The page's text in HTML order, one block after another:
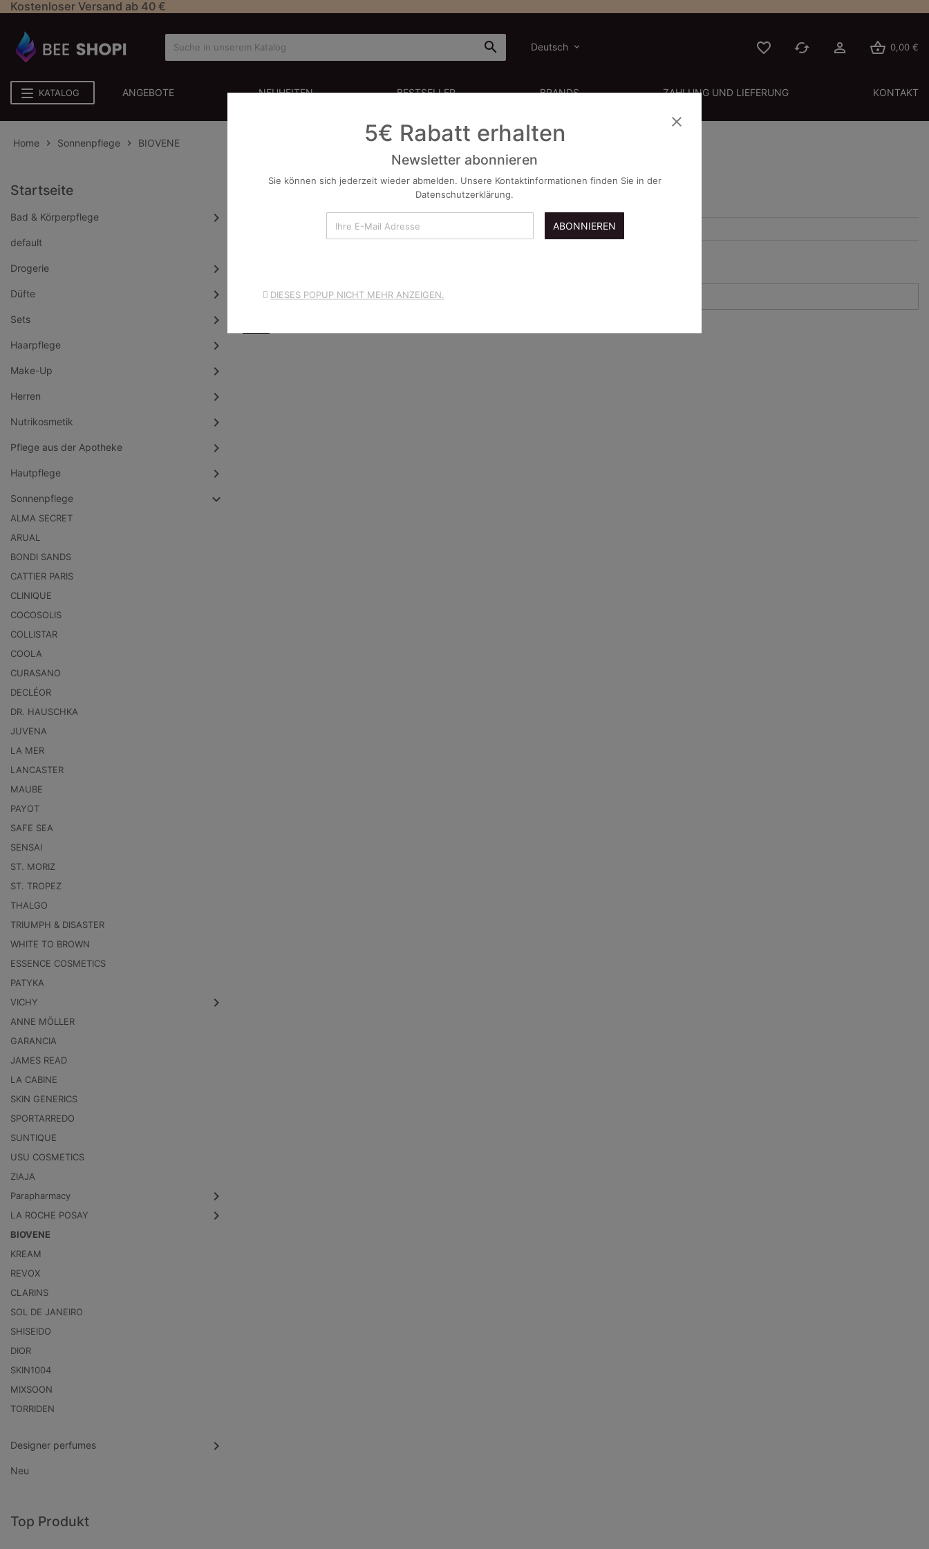
Kostenloser Versand ab 40 €
 Deutsch     0,00 €
KATALOG ANGEBOTE NEUHEITEN BESTSELLER BRANDS ZAHLUNG UND LIEFERUNG KONTAKT
Home  Sonnenpflege  BIOVENE
Startseite
Bad & Körperpflege
default
Drogerie
Düfte
Sets
Haarpflege
Make-Up
Herren
Nutrikosmetik
Pflege aus der Apotheke
Hautpflege
Sonnenpflege
ALMA SECRET
ARUAL
BONDI SANDS
CATTIER PARIS
CLINIQUE
COCOSOLIS
COLLISTAR
COOLA
CURASANO
DECLÉOR
DR. HAUSCHKA
JUVENA
LA MER
LANCASTER
MAUBE
PAYOT
SAFE SEA
SENSAI
ST. MORIZ
ST. TROPEZ
THALGO
TRIUMPH & DISASTER
WHITE TO BROWN
ESSENCE COSMETICS
PATYKA
VICHY
ANNE MÖLLER
GARANCIA
JAMES READ
LA CABINE
SKIN GENERICS
SPORTARREDO
SUNTIQUE
USU COSMETICS
ZIAJA
Parapharmacy
LA ROCHE POSAY
BIOVENE
KREAM
REVOX
CLARINS
SOL DE JANEIRO
SHISEIDO
DIOR
SKIN1004
MIXSOON
TORRIDEN
Designer perfumes
Neu
Top Produkt
close
5€ Rabatt erhalten
Newsletter abonnieren
Sie können sich jederzeit wieder abmelden. Unsere Kontaktinformationen finden Sie in der
Datenschutzerklärung.
ABONNIEREN
DIESES POPUP NICHT MEHR ANZEIGEN.